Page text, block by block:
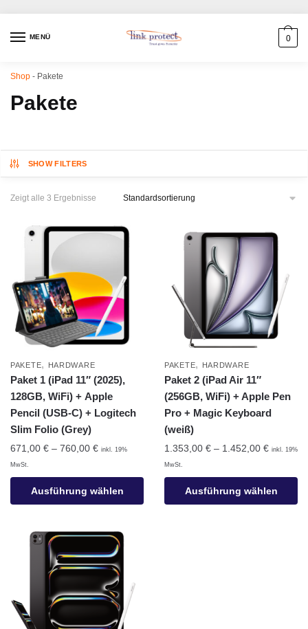
MENÜ 0
Shop - Pakete
Pakete
SHOW FILTERS
Zeigt alle 3 Ergebnisse
PAKETE, HARDWARE
Paket 1 (iPad 11″ (2025),
128GB, WiFi) + Apple
Pencil (USB-C) + Logitech
Slim Folio (Grey)
671,00 € – 760,00 € inkl. 19%
MwSt.
Ausführung wählen
PAKETE, HARDWARE
Paket 2 (iPad Air 11″
(256GB, WiFi) + Apple Pen
Pro + Magic Keyboard
(weiß)
1.353,00 € – 1.452,00 € inkl. 19%
MwSt.
Ausführung wählen